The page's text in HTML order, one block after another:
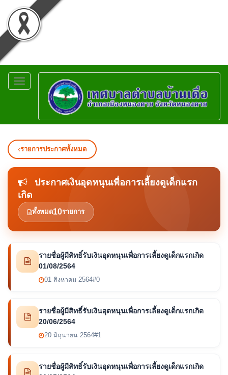
Toggle
navigation
รายการประกาศทั้งหมด
ประกาศเงินอุดหนุนเพื่อการเลี้ยงดูเด็กแรก
เกิด
ทั้งหมด10รายการ
รายชื่อผู้มีสิทธิ์รับเงินอุดหนุนเพื่อการเลี้ยงดูเด็กแรกเกิด
01/08/2564
01 สิงหาคม 2564#0
รายชื่อผู้มีสิทธิ์รับเงินอุดหนุนเพื่อการเลี้ยงดูเด็กแรกเกิด
20/06/2564
20 มิถุนายน 2564#1
รายชื่อผู้มีสิทธิ์รับเงินอุดหนุนเพื่อการเลี้ยงดูเด็กแรกเกิด